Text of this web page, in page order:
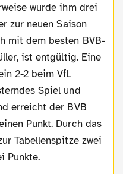
wurde ihm drei
zur neuen Saison
mit dem besten BVB-
ist entgültig. Eine
2-2 beim VfL
Spiel und
erreicht der BVB
Punkt. Durch das
Tabellenspitze zwei
Punkte.